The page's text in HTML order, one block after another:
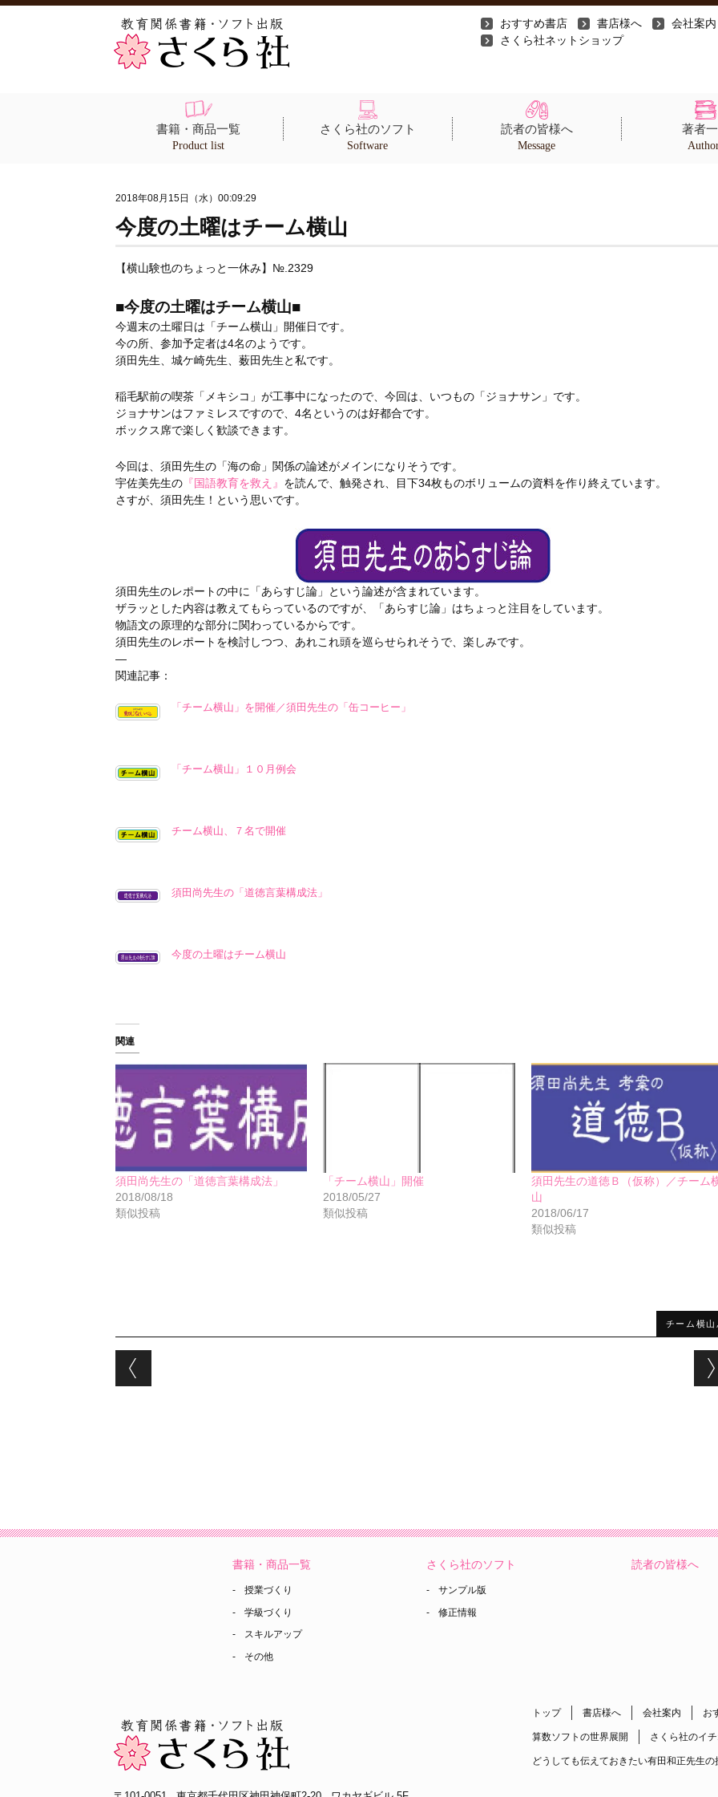
おすすめ書店 書店様へ 会社案内
さくら社ネットショップ
書籍・商品一覧
Product list
さくら社のソフト
Software
読者の皆様へ
Message
著者
2018年08月15日（水）00:09:29
今度の土曜はチーム横山
【横山験也のちょっと一休み】№.2329
■今度の土曜はチーム横山■
今週末の土曜日は「チーム横山」開催日です。
今の所、参加予定者は4名のようです。
須田先生、城ケ崎先生、薮田先生と私です。
稲毛駅前の喫茶「メキシコ」が工事中になったので、今回は、いつもの「ジョナサン」です。
ジョナサンはファミレスですので、4名というのは好都合です。
ボックス席で楽しく歓談できます。
今回は、須田先生の「海の命」関係の論述がメインになりそうです。
宇佐美先生の『国語教育を救え』 を読んで、触発され、目下34枚ものボリュームの資料を作り終えています。
さすが、須田先生！という思いです。
須田先生のレポートの中に「あらすじ論」という論述が含まれています。
ザラッとした内容は教えてもらっているのですが、「あらすじ論」はちょっと注目をしています。
物語文の原理的な部分に関わっているからです。
須田先生のレポートを検討しつつ、あれこれ頭を巡らせられそうで、楽しみです。
—
関連記事：
「チーム横山」を開催／須田先生の「缶コーヒー」
「チーム横山」１０月例会
チーム横山、７名で開催
須田尚先生の「道徳言葉構成法」
今度の土曜はチーム横山
関連
須田尚先生の「道徳言葉構成法」
2018/08/18
類似投稿
「チーム横山」開催
2018/05/27
類似投稿
須田先生の道徳Ｂ（仮称）／チーム
山
2018/06/17
類似投稿
チーム横山,
Post navigation
書籍・商品一覧
授業づくり
学級づくり
スキルアップ
その他
さくら社のソフト
サンプル版
修正情報
読者の皆様へ
トップ 書店様へ 会社案内 お
算数ソフトの世界展開 さくら社のイ
どうしても伝えておきたい有田和正先生の